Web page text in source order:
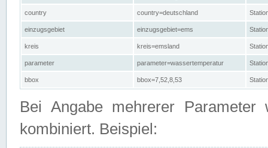
country country=deutschland
einzugsgebiet einzugsgebiet=ems
kreis kreis=emsland
parameter parameter=wassertemperatur
bbox bbox=7,52,8,53
Bei Angabe mehrerer Parameter
kombiniert. Beispiel: